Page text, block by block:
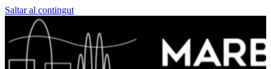
Saltar al contingut